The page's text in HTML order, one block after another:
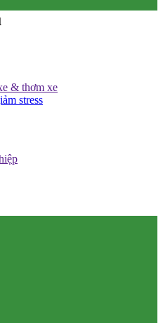
& thơm xe
stress